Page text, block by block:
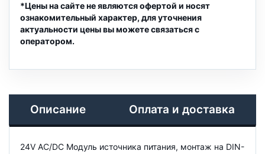
*Цены на сайте не являются офертой и носят
ознакомительный характер, для уточнения
актуальности цены вы можете связаться с
оператором.
Описание Оплата и доставка
24V AC/DC Модуль источника питания, монтаж на DIN-